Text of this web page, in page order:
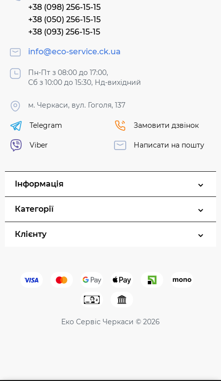
+38 (098) 256-15-15
+38 (050) 256-15-15
+38 (093) 256-15-15
info@eco-service.ck.ua
Пн-Пт з 08:00 до 17:00,
Сб з 10:00 до 15:30, Нд-вихідний
м. Черкаси, вул. Гоголя, 137
Telegram
Viber
Замовити дзвінок
Написати на пошту
Інформація
Категорії
Клієнту
Еко Сервіс Черкаси © 2026